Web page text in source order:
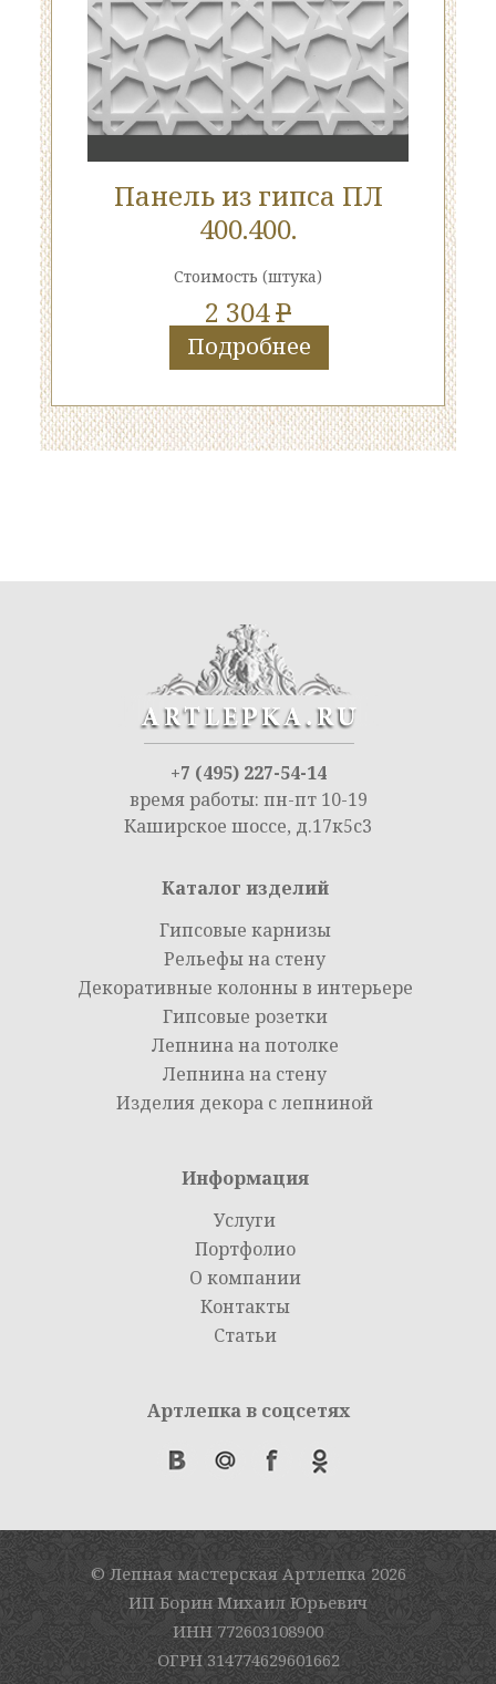
Панель из гипса ПЛ
400.400.
Стоимость (штука)
2 304P
Подробнее
+7 (495) 227-54-14
время работы: пн-пт 10-19
Каширское шоссе, д.17к5с3
Каталог изделий
Гипсовые карнизы
Рельефы на стену
Декоративные колонны в интерьере
Гипсовые розетки
Лепнина на потолке
Лепнина на стену
Изделия декора с лепниной
Информация
Услуги
Портфолио
О компании
Контакты
Статьи
Артлепка в соцсетях
© Лепная мастерская Артлепка 2026
ИП Борин Михаил Юрьевич
ИНН 772603108900
ОГРН 314774629601662